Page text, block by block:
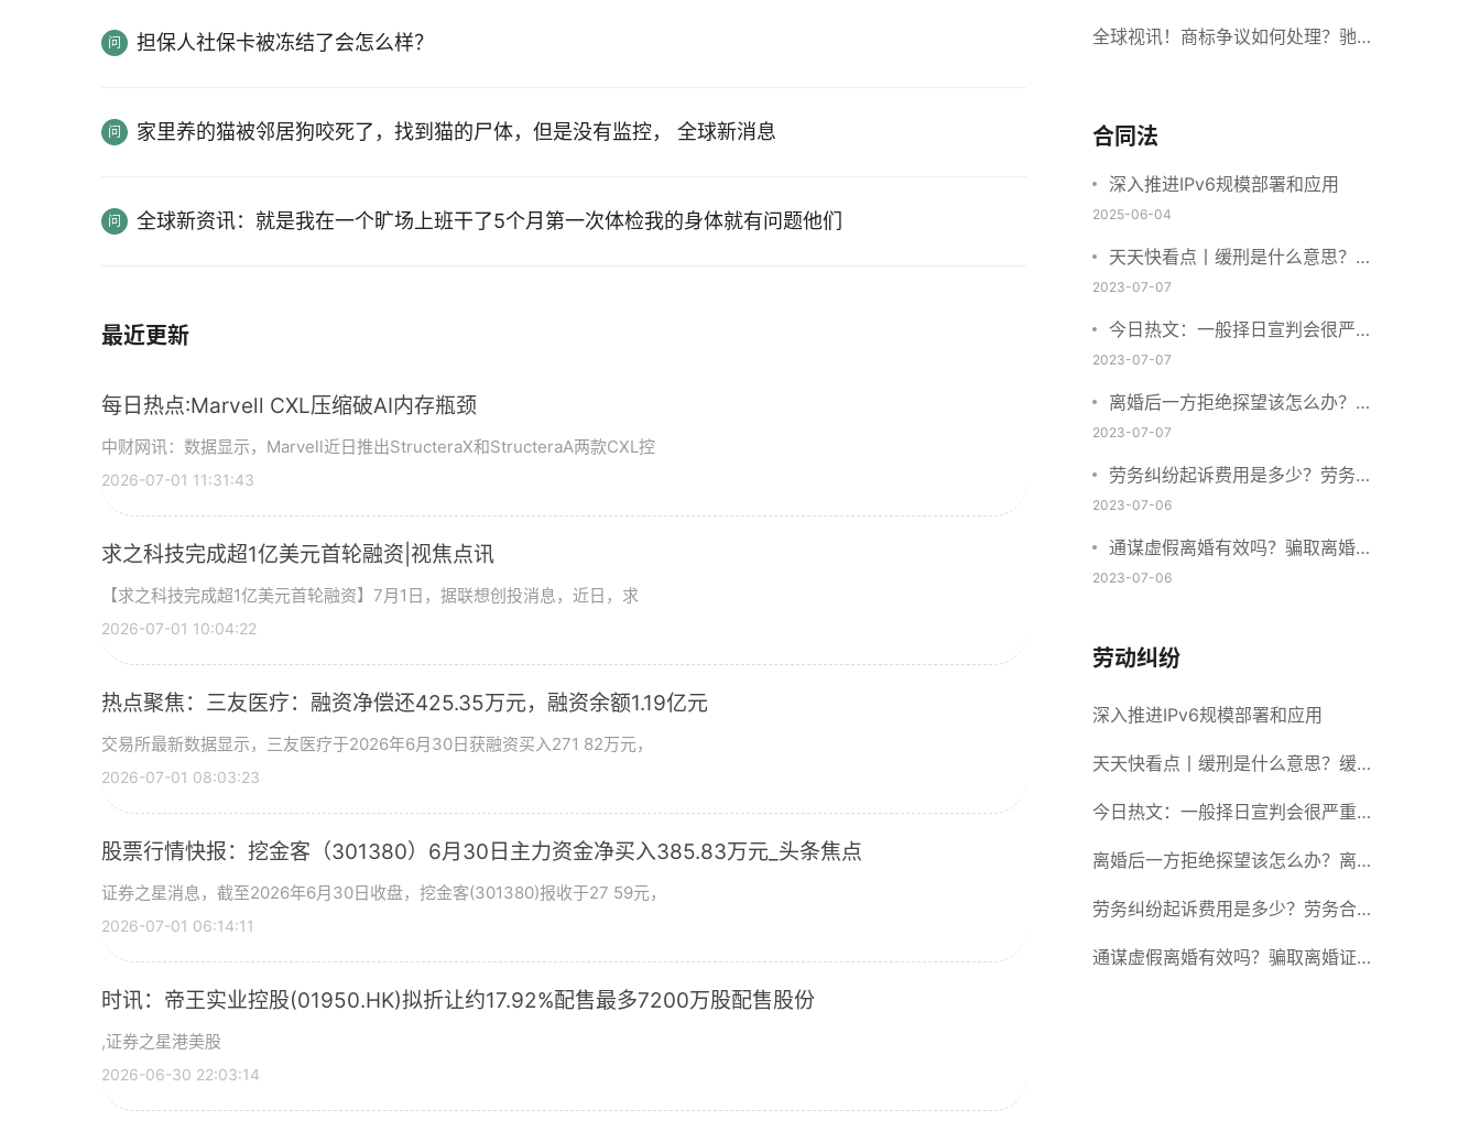
担保人社保卡被冻结了会怎么样？
家里养的猫被邻居狗咬死了，找到猫的尸体，但是没有监控， 全球新消息
全球新资讯：就是我在一个旷场上班干了5个月第一次体检我的身体就有问题他们
最近更新
每日热点:Marvell CXL压缩破AI内存瓶颈
中财网讯：数据显示，Marvell近日推出StructeraX和StructeraA两款CXL控
2026-07-01 11:31:43
求之科技完成超1亿美元首轮融资|视焦点讯
【求之科技完成超1亿美元首轮融资】7月1日，据联想创投消息，近日，求
2026-07-01 10:04:22
热点聚焦：三友医疗：融资净偿还425.35万元，融资余额1.19亿元
交易所最新数据显示，三友医疗于2026年6月30日获融资买入271 82万元，
2026-07-01 08:03:23
股票行情快报：挖金客（301380）6月30日主力资金净买入385.83万元_头条焦点
证券之星消息，截至2026年6月30日收盘，挖金客(301380)报收于27 59元，
2026-07-01 06:14:11
时讯：帝王实业控股(01950.HK)拟折让约17.92%配售最多7200万股配售股份
,证券之星港美股
2026-06-30 22:03:14
年？ 全球速读
全球视讯！商标争议如何处理？驰名
合同法
深入推进IPv6规模部署和应用
2025-06-04
天天快看点丨缓刑是什么意思？缓
刑需要坐牢吗？
2023-07-07
今日热文：一般择日宣判会很严重
吗？择日宣判会提前通知吗？
2023-07-07
离婚后一方拒绝探望该怎么办？离
婚拒绝探视会怎么样？ 当前简讯
2023-07-07
劳务纠纷起诉费用是多少？劳务合
同纠纷的诉讼费由谁承担？
2023-07-06
通谋虚假离婚有效吗？骗取离婚证
是违法行为吗？
2023-07-06
劳动纠纷
深入推进IPv6规模部署和应用
天天快看点丨缓刑是什么意思？缓刑
需要坐牢吗？
今日热文：一般择日宣判会很严重
吗？择日宣判会提前通知吗？
离婚后一方拒绝探望该怎么办？离婚
拒绝探视会怎么样？ 当前简讯
劳务纠纷起诉费用是多少？劳务合同
纠纷的诉讼费由谁承担？
通谋虚假离婚有效吗？骗取离婚证是